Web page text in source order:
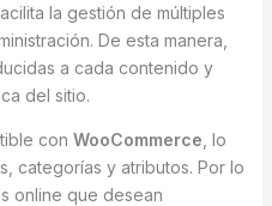
la gestión de múltiples
De esta manera,
a cada contenido y
del sitio.
con WooCommerce , lo
categorías y atributos. Por lo
online que desean